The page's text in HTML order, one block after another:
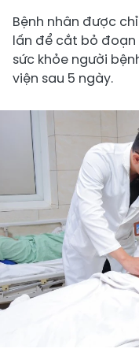
Bệnh nhân được
lấn để cắt bỏ đoạn
sức khỏe người
viện sau 5 ngày.